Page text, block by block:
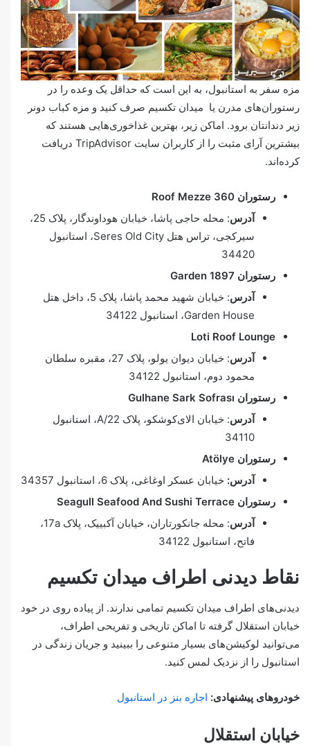
مزه سفر به استانبول، به این است که حداقل یک وعده را در
رستوران‌های مدرن یا میدان تکسیم صرف کنید و مزه کباب دونر
زیر دندانتان برود. اماکن زیر، بهترین غذاخوری‌هایی هستند که
بیشترین آرای مثبت را از کاربران سایت TripAdvisor دریافت
کرده‌اند.
رستوران Roof Mezze 360
آدرس
: محله حاجی پاشا، خیابان هوداوندگار، پلاک 25،
سیرکجی، تراس هتل Seres Old City، استانبول
34420
رستوران Garden 1897
آدرس
: خیابان شهید محمد پاشا، پلاک 5، داخل هتل
Garden House، استانبول 34122
Loti Roof Lounge
آدرس
: خیابان دیوان یولو، پلاک 27، مقبره سلطان
محمود دوم، استانبول 34122
رستوران Gulhane Sark Sofrası
آدرس
: خیابان الای‌کوشکو، پلاک 22/A، استانبول
34110
رستوران Atölye
آدرس: خیابان عسکر اوغاغی، پلاک 6، استانبول 34357
رستوران Seagull Seafood And Sushi Terrace
آدرس
: محله جانکورتاران، خیابان آکبییک، پلاک 17a،
فاتح، استانبول 34122
نقاط دیدنی اطراف میدان تکسیم
دیدنی‌های اطراف میدان تکسیم تمامی ندارند. از پیاده روی در خود
خیابان استقلال گرفته تا اماکن تاریخی و تفریحی اطراف،
می‌توانید لوکیشن‌های بسیار متنوعی را ببینید و جریان زندگی در
استانبول را از نزدیک لمس کنید.
خودروهای پیشنهادی: اجاره بنز در استانبول
خیابان استقلال